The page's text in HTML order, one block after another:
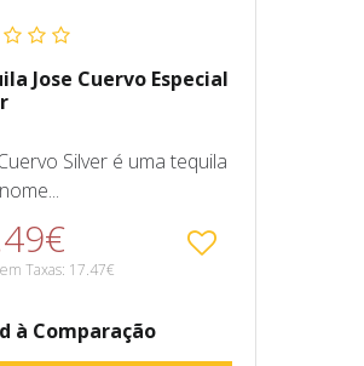
Jose Cuervo Especial
Silver é uma tequila
Taxas: 17.47€
à Comparação